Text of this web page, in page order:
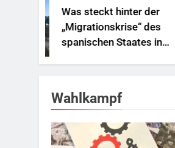
Was steckt hinter der
„Migrationskrise“ des
spanischen Staates in
Nordafrika?
Wahlkampf